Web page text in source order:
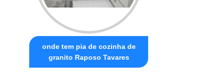
onde tem pia de cozinha de
granito Raposo Tavares